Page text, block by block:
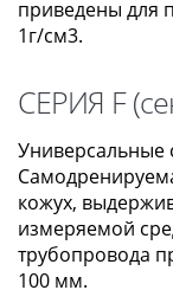
приведены для
1г/см3.
СЕРИЯ F
кожух,
измеряемой
трубопровода
100 мм.